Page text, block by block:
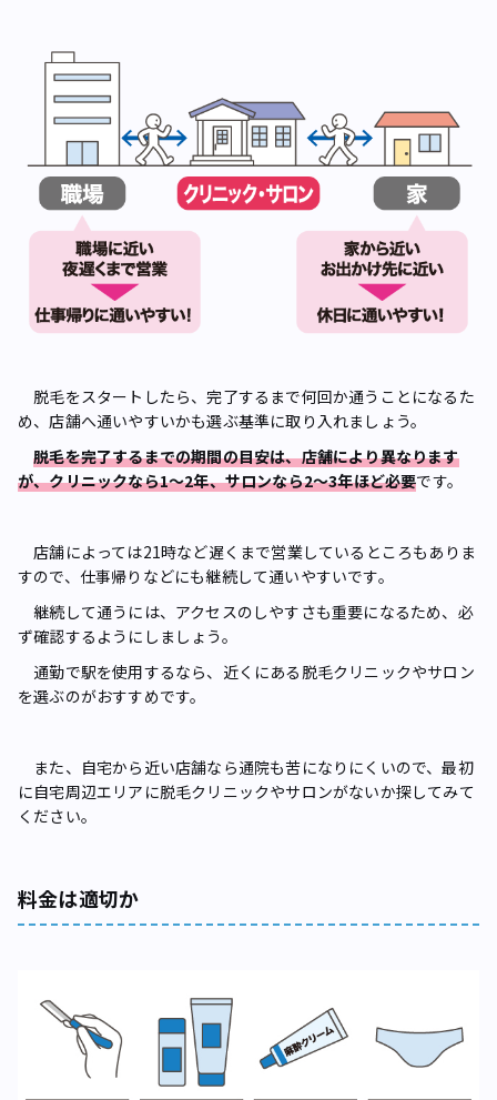
脱毛をスタートしたら、完了するまで何回か通うことになるた
め、店舗へ通いやすいかも選ぶ基準に取り入れましょう。
脱毛を完了するまでの期間の目安は、店舗により異なります
が、クリニックなら1～2年、サロンなら2～3年ほど必要です。
店舗によっては21時など遅くまで営業しているところもありま
すので、仕事帰りなどにも継続して通いやすいです。
継続して通うには、アクセスのしやすさも重要になるため、必
ず確認するようにしましょう。
通勤で駅を使用するなら、近くにある脱毛クリニックやサロン
を選ぶのがおすすめです。
また、自宅から近い店舗なら通院も苦になりにくいので、最初
に自宅周辺エリアに脱毛クリニックやサロンがないか探してみて
ください。
料金は適切か